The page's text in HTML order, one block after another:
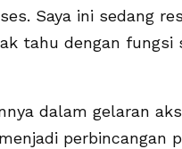
Saya ini sedang
tahu dengan fungsi
dalam gelaran
perbincangan